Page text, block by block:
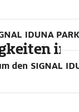
IDUNA PARK
den SIGNAL
in